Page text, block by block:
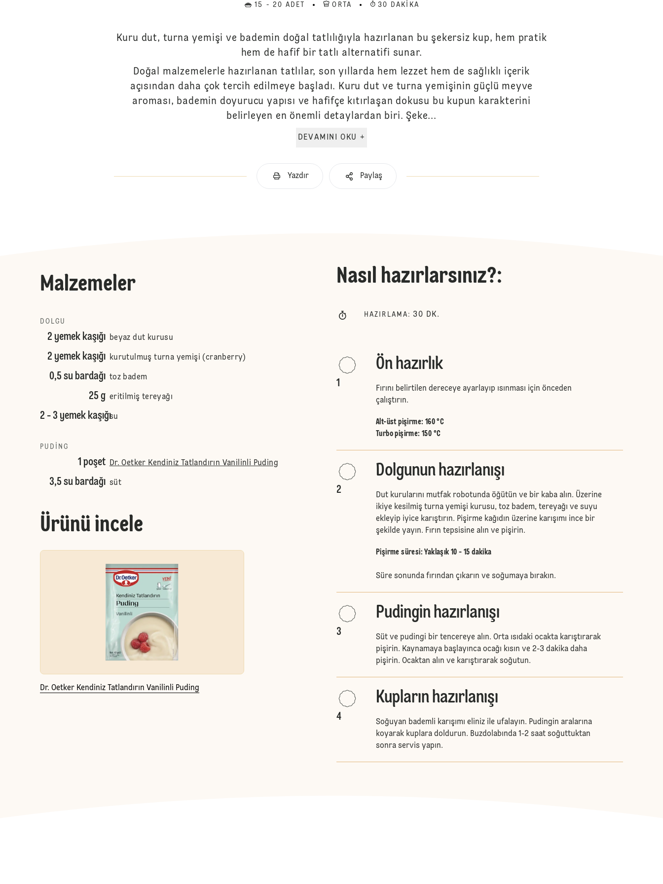
15 - 20 ADET ORTA 30 DAKIKA
Kuru dut, turna yemişi ve bademin doğal tatlılığıyla hazırlanan bu şekersiz kup, hem pratik
hem de hafif bir tatlı alternatifi sunar.
Doğal malzemelerle hazırlanan tatlılar, son yıllarda hem lezzet hem de sağlıklı içerik
açısından daha çok tercih edilmeye başladı. Kuru dut ve turna yemişinin güçlü meyve
aroması, bademin doyurucu yapısı ve hafifçe kıtırlaşan dokusu bu kupun karakterini
belirleyen en önemli detaylardan biri. Şeke...
DEVAMINI OKU +
Yazdır Paylaş
Malzemeler
DOLGU
2 yemek kaşığı beyaz dut kurusu
2 yemek kaşığı kurutulmuş turna yemişi (cranberry)
0,5 su bardağı toz badem
25 g eritilmiş tereyağı
2 - 3 yemek kaşığısu
PUDING
1 poşet Dr. Oetker Kendiniz Tatlandırın Vanilinli Puding
3,5 su bardağı süt
Ürünü incele
Dr. Oetker Kendiniz Tatlandırın Vanilinli Puding
Nasıl hazırlarsınız?:
HAZIRLAMA : 30 DK.
1
Ön hazırlık
Fırını belirtilen dereceye ayarlayıp ısınması için önceden
çalıştırın.
Alt-üst pişirme: 160 °C
Turbo pişirme: 150 °C
2
Dolgunun hazırlanışı
Dut kurularını mutfak robotunda öğütün ve bir kaba alın. Üzerine
ikiye kesilmiş turna yemişi kurusu, toz badem, tereyağı ve suyu
ekleyip iyice karıştırın. Pişirme kağıdın üzerine karışımı ince bir
şekilde yayın. Fırın tepsisine alın ve pişirin.
Pişirme süresi: Yaklaşık 10 - 15 dakika
Süre sonunda fırından çıkarın ve soğumaya bırakın.
3
Pudingin hazırlanışı
Süt ve pudingi bir tencereye alın. Orta ısıdaki ocakta karıştırarak
pişirin. Kaynamaya başlayınca ocağı kısın ve 2-3 dakika daha
pişirin. Ocaktan alın ve karıştırarak soğutun.
4
Kupların hazırlanışı
Soğuyan bademli karışımı eliniz ile ufalayın. Pudingin aralarına
koyarak kuplara doldurun. Buzdolabında 1-2 saat soğuttuktan
sonra servis yapın.